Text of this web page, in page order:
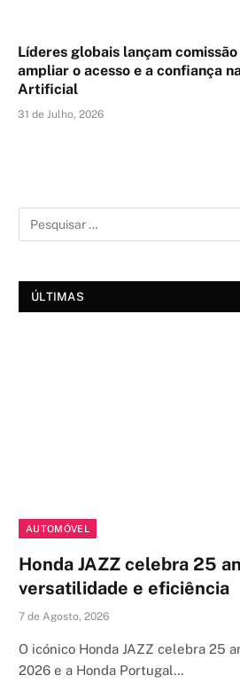
Líderes globais lançam
ampliar o acesso e a confiança
Artificial
31 de Julho, 2026
ÚLTIMAS
AUTOMÓVEL
Honda JAZZ celebra 25
versatilidade e eficiência
7 de Agosto, 2026
O icónico Honda JAZZ celebra 25
2026 e a Honda Portugal…